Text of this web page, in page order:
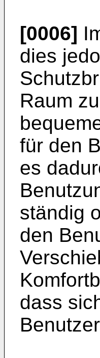
[0006]
dies
Raum
für den
es
ständig
den
dass